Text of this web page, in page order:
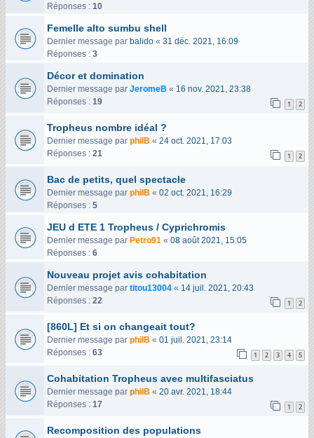
Réponses : 10
Femelle alto sumbu shell
Dernier message par balido « 31 déc. 2021, 16:09
Réponses : 3
Décor et domination
Dernier message par JeromeB « 16 nov. 2021, 23:38
Réponses : 19 1 2
Tropheus nombre idéal ?
Dernier message par philB « 24 oct. 2021, 17:03
Réponses : 21 1 2
Bac de petits, quel spectacle
Dernier message par philB « 02 oct. 2021, 16:29
Réponses : 5
JEU d ETE 1 Tropheus / Cyprichromis
Dernier message par Petro91 « 08 août 2021, 15:05
Réponses : 6
Nouveau projet avis cohabitation
Dernier message par titou13004 « 14 juil. 2021, 20:43
Réponses : 22 1 2
[860L] Et si on changeait tout?
Dernier message par philB « 01 juil. 2021, 23:14
Réponses : 63 1 2 3 4 5
Cohabitation Tropheus avec multifasciatus
Dernier message par philB « 20 avr. 2021, 18:44
Réponses : 17 1 2
Recomposition des populations